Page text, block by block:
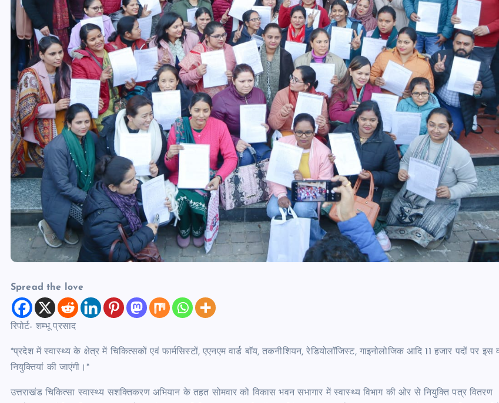
Spread the love
रिपोर्ट- शम्भू प्रसाद
*प्रदेश में स्वास्थ्य के क्षेत्र में चिकित्सकों एवं फार्मसिस्टों, एएनएम वार्ड बाॅय, तकनीशियन, रेडियोलाॅजिस्ट, गाइनोलोजिक आदि 11 हजार पदों पर इस
नियुक्तियां की जाएंगी।*
उत्तराखंड चिकित्सा स्वास्थ्य सशक्तिकरण अभियान के तहत सोमवार को विकास भवन सभागार में स्वास्थ्य विभाग की ओर से नियुक्ति पत्र वितरण